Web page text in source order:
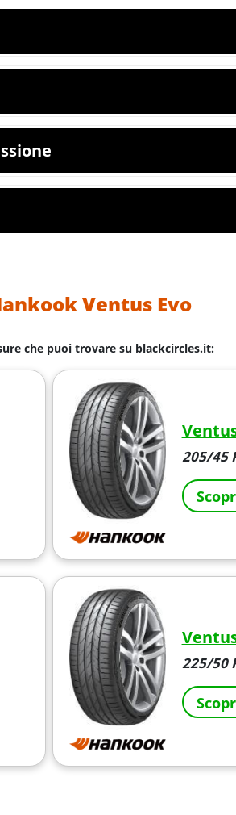
Ventus Evo
che puoi trovare su blackcircles.it:
205/45
225/50